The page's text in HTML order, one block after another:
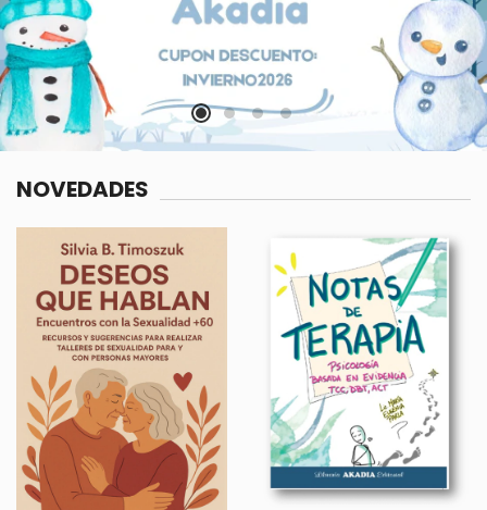
NOVEDADES